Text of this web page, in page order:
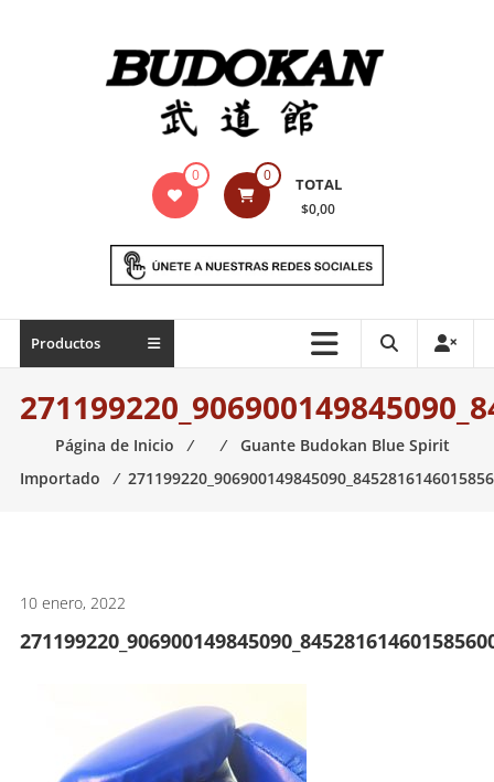
Indumentaria
marciales
Todo
necesario
para
las
0 0 TOTAL
$0,00
Productos
Página de Inicio ⁄ ⁄ Guante Budokan Blue Spirit
Importado
⁄
10 enero, 2022